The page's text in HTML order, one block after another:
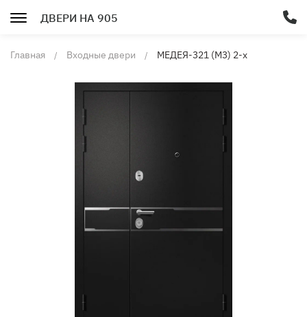
ДВЕРИ НА 905
Главная Входные двери
МЕДЕЯ-321 (M3) 2-х